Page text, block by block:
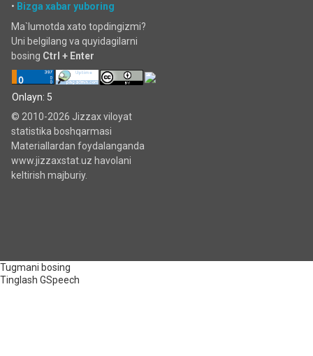
• Bizga xabar yuboring
Ma`lumotda xato topdingizmi?
Uni belgilang va quyidagilarni
bosing Ctrl + Enter
Onlayn: 5
© 2010-2026 Jizzax viloyat
statistika boshqarmasi
Materiallardan foydalanganda
www.jizzaxstat.uz havolani
keltirish majburiy.
Tugmani bosing
Tinglash GSpeech